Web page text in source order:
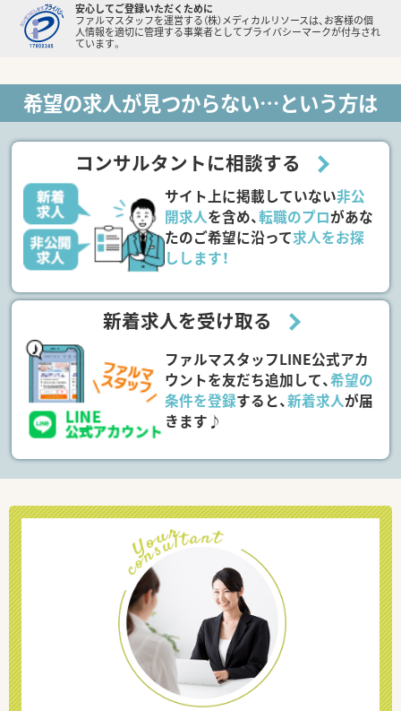
安心してご登録いただくために
ファルマスタッフを運営する（株）メディカルリソースは、お客様の個
人情報を適切に管理する事業者としてプライバシーマークが付与され
ています。
希望の求人が見つからない…という方は
コンサルタントに相談する
サイト上に掲載していない非公
開求人を含め、転職のプロがあな
たのご希望に沿って求人をお探
しします！
新着求人を受け取る
ファルマスタッフLINE公式アカ
ウントを友だち追加して、希望の
条件を登録すると、新着求人が届
きます♪